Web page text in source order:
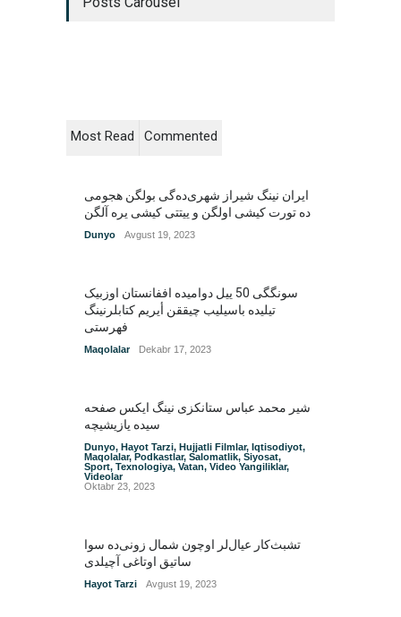
Most Read Commented
ایران نینگ شیراز شهری‌ده‌گی بولگن هجومی
Dunyo Avgust 19, 2023
سونگگی 50 ییل دوامیده اففانستان اوزبیک
تیلیده باسیلیب چیققن أیریم کتابلرنینگ
فهرستی
Maqolalar Dekabr 17, 2023
شیر محمد عباس ستانکزی نینگ ایکس صفحه
سیده یازیشیچه
Dunyo, Hayot Tarzi, Hujjatli Filmlar, Iqtisodiyot,
Maqolalar, Podkastlar, Salomatlik, Siyosat,
Sport, Texnologiya, Vatan, Video Yangiliklar,
Videolar
Oktabr 23, 2023
تشبث‌کار عیال‌لر اوچون شمال زونی‌ده سوا
ساتیق اوتاغی آچیلدی
Hayot Tarzi Avgust 19, 2023